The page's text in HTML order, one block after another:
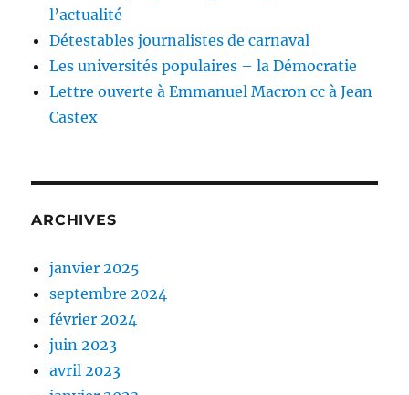
l’actualité
Détestables journalistes de carnaval
Les universités populaires – la Démocratie
Lettre ouverte à Emmanuel Macron cc à Jean
Castex
ARCHIVES
janvier 2025
septembre 2024
février 2024
juin 2023
avril 2023